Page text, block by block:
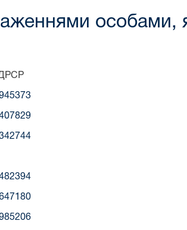
особами,